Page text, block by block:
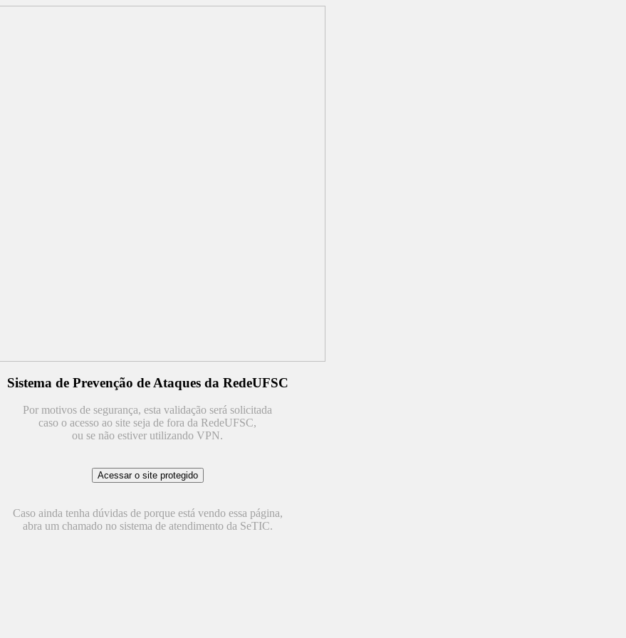
Sistema de Prevenção de Ataques da RedeUFSC
Por motivos de segurança, esta validação será solicitada
caso o acesso ao site seja de fora da RedeUFSC,
ou se não estiver utilizando VPN.
Caso ainda tenha dúvidas de porque está vendo essa página,
abra um chamado no sistema de atendimento da SeTIC.